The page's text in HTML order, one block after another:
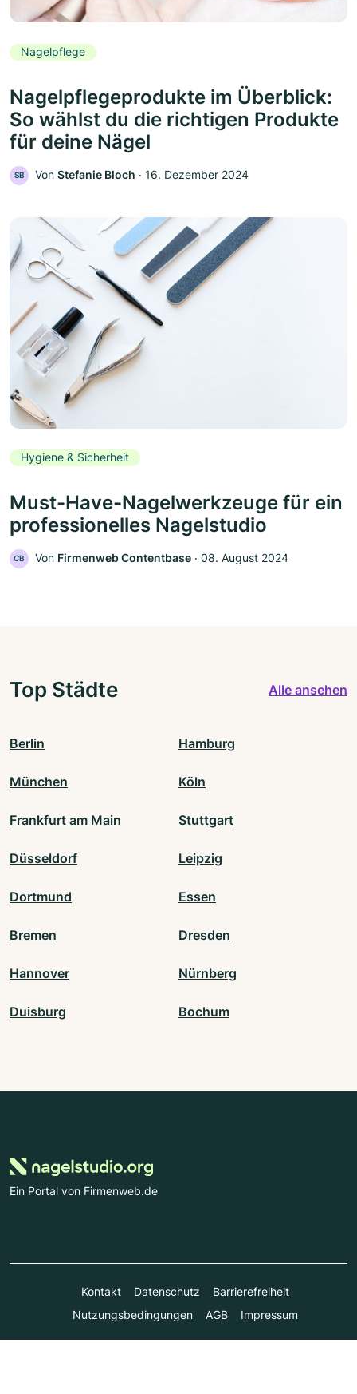
Nagelpflege
Nagelpflegeprodukte im Überblick:
So wählst du die richtigen Produkte
für deine Nägel
SB Von Stefanie Bloch ‧ 16. Dezember 2024
Hygiene & Sicherheit
Must-Have-Nagelwerkzeuge für ein
professionelles Nagelstudio
CB Von Firmenweb Contentbase ‧ 08. August 2024
Top Städte Alle ansehen
Berlin Hamburg
München Köln
Frankfurt am Main Stuttgart
Düsseldorf Leipzig
Dortmund Essen
Bremen Dresden
Hannover Nürnberg
Duisburg Bochum
Ein Portal von Firmenweb.de
Kontakt Datenschutz
Barrierefreiheit
Nutzungsbedingungen
AGB Impressum